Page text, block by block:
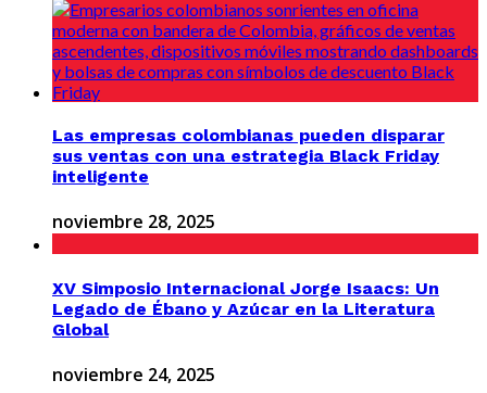
Las empresas colombianas pueden disparar
sus ventas con una estrategia Black Friday
inteligente
noviembre 28, 2025
XV Simposio Internacional Jorge Isaacs: Un
Legado de Ébano y Azúcar en la Literatura
Global
noviembre 24, 2025